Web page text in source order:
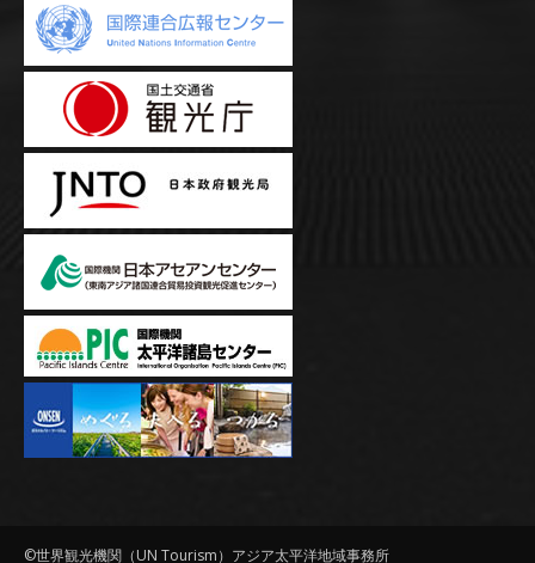
©世界観光機関（UN Tourism）アジア太平洋地域事務所